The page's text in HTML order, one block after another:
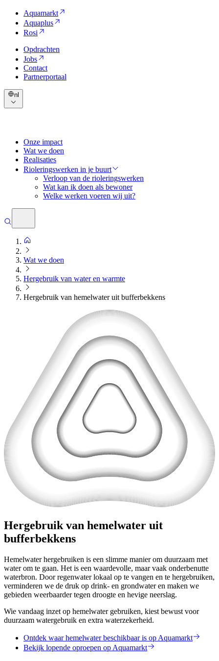
Aquamarkt
Aquaplus
Rosi
Opdrachten
Jobs
Contact
Partnerportaal
nl
Onze impact
Wat we doen
Realisaties
Rioleringswerken in je buurt
Verloop van de rioleringswerken
Wat kan ik doen als bewoner
Welke werken voeren wij uit?
Wat we doen
Hergebruik van water en warmte
Hergebruik van hemelwater uit bufferbekkens
Hergebruik van hemelwater uit
bufferbekkens
Hemelwater hergebruiken is een slimme manier om duurzaam met
water om te gaan. Het is een waardevolle, maar vaak onderbenutte
waterbron. Door regenwater lokaal op te vangen en te hergebruiken,
verminderen we de druk op drink- en grondwater en maken we
gebieden weerbaarder tegen droogte en hevige neerslag.
Wie vandaag inzet op hemelwater gebruiken, kiest bewust voor
duurzaam watergebruik en extra waterzekerheid.
Ontdek waar hemelwater beschikbaar is op Aquamarkt
Bekijk lopende oproepen op Aquamarkt